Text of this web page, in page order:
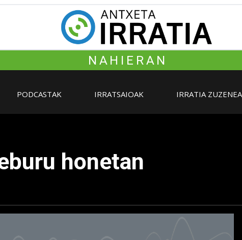
NAHIERAN
PODCASTAK IRRATSAIOAK IRRATIA
honetan